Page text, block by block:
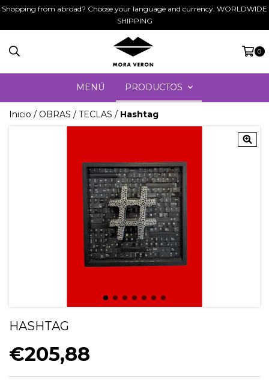
Shopping from abroad? Choose your language and currency. WORLDWIDE
SHIPPING
0
MENÚ PRODUCTOS
Inicio / OBRAS / TECLAS / Hashtag
HASHTAG
€205,88